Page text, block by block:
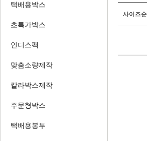
택배용박스
초특가박스
인디스팩
맞춤소량제작
칼라박스제작
주문형박스
택배용봉투
사이즈순